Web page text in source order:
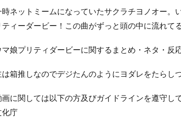
時ネットミームになっていたサクラチヨノオー。
ティーダービー！この曲がずっと頭の中に流れて
マ娘プリティダービーに関するまとめ・ネタ・反
は箱推しなのでデジたんのようにヨダレをたらし
画に関しては以下の方及びガイドラインを遵守し
化庁